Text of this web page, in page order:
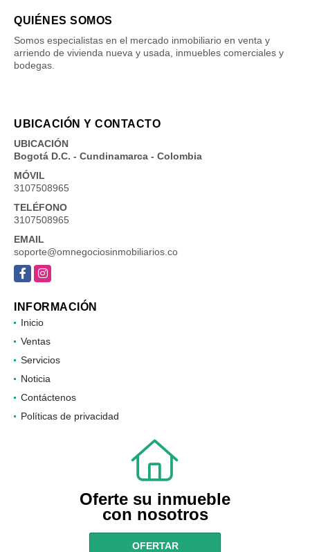
QUIÉNES SOMOS
Somos especialistas en el mercado inmobiliario en venta y
arriendo de vivienda nueva y usada, inmuebles comerciales y
bodegas.
UBICACIÓN Y CONTACTO
UBICACIÓN
Bogotá D.C. - Cundinamarca - Colombia
MÓVIL
3107508965
TELÉFONO
3107508965
EMAIL
soporte@omnegociosinmobiliarios.co
FacebookInstagram
INFORMACIÓN
Inicio
Ventas
Servicios
Noticia
Contáctenos
Políticas de privacidad
Oferte su inmueble
con nosotros
OFERTAR